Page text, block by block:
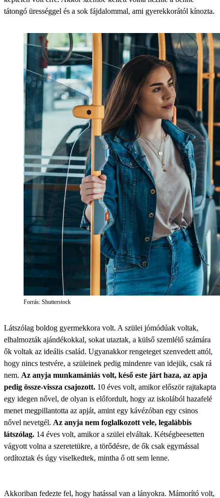
tátongó ürességgel és a sok fájdalommal, ami gyerekkorától kínozta.
Forrás: Shutterstock
Látszólag boldog gyermekkora volt. A szülei jómódúak voltak,
elhalmozták ajándékokkal, sokat utaztak, a külső szemlélő számára
ők voltak az ideális család. Ugyanakkor rengeteget szenvedett attól,
hogy nincs testvére, a szüleinek pedig mindenre van idejük, csak rá
nem. Az anyja munkamániás volt, késő este járt haza, az apja
pedig össze-vissza csajozott. 10 éves volt, amikor először rajtakapta
egy idegen nővel, de olyan is előfordult, hogy az iskolából hazafelé
menet megpillantotta az apját, amint egy kávézóban egy csinos
nővel nevetgél. Az anyja nem foglalkozott vele, legalábbis
látszólag. 14 éves volt, amikor a szülei elváltak. Kétségbeesetten
vágyott volna a szeretetükre, a törődésre, de ők csak egymással
ordítoztak és úgy viselkedtek, mintha ő ott sem lenne.
Akkoriban fedezte fel, hogy hatással van a lányokra. Mámorító volt,